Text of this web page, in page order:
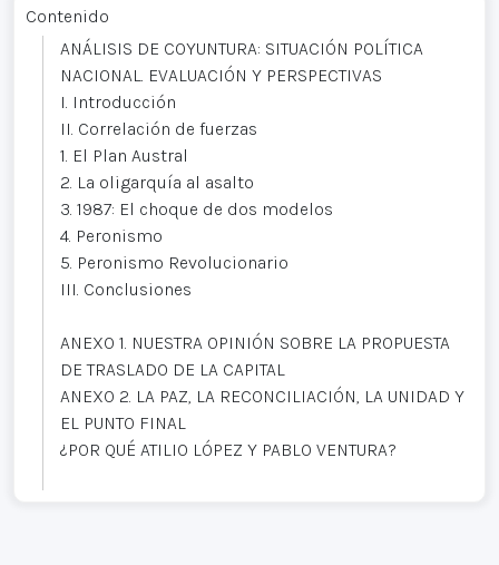
Contenido
ANÁLISIS DE COYUNTURA: SITUACIÓN POLÍTICA
NACIONAL. EVALUACIÓN Y PERSPECTIVAS
I. Introducción
II. Correlación de fuerzas
1. El Plan Austral
2. La oligarquía al asalto
3. 1987: El choque de dos modelos
4. Peronismo
5. Peronismo Revolucionario
III. Conclusiones
ANEXO 1. NUESTRA OPINIÓN SOBRE LA PROPUESTA
DE TRASLADO DE LA CAPITAL
ANEXO 2. LA PAZ, LA RECONCILIACIÓN, LA UNIDAD Y
EL PUNTO FINAL
¿POR QUÉ ATILIO LÓPEZ Y PABLO VENTURA?